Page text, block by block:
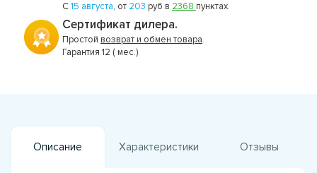
С15 августа, от 203 руб в 2368 пунктах.
Сертификат дилера.
Простой возврат и обмен товара.
Гарантия 12 ( мес.)
Описание Характеристики Отзывы